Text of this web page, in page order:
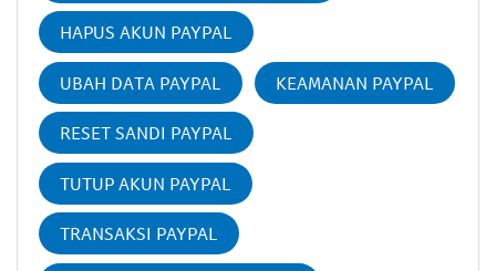
HAPUS AKUN PAYPAL
UBAH DATA PAYPAL KEAMANAN PAYPAL
RESET SANDI PAYPAL
TUTUP AKUN PAYPAL
TRANSAKSI PAYPAL